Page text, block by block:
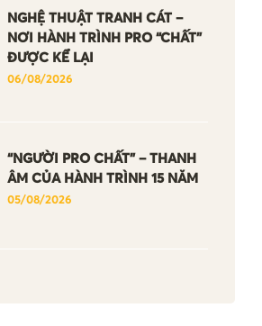
NGHỆ THUẬT TRANH CÁT –
NƠI HÀNH TRÌNH PRO “CHẤT”
ĐƯỢC KỂ LẠI
06/08/2026
“NGƯỜI PRO CHẤT” – THANH
ÂM CỦA HÀNH TRÌNH 15 NĂM
05/08/2026